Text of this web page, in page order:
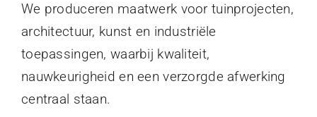
We produceren maatwerk voor tuinprojecten,
architectuur, kunst en industriële
toepassingen, waarbij kwaliteit,
nauwkeurigheid en een verzorgde afwerking
centraal staan.